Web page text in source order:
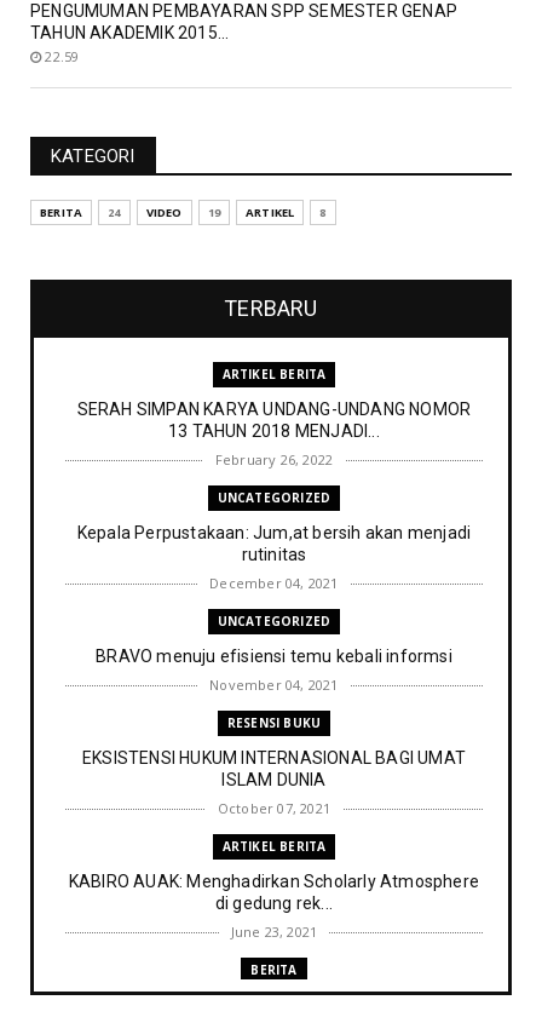
PENGUMUMAN PEMBAYARAN SPP SEMESTER GENAP
TAHUN AKADEMIK 2015...
22.59
KATEGORI
BERITA 24 VIDEO 19 ARTIKEL 8
TERBARU
ARTIKEL BERITA
SERAH SIMPAN KARYA UNDANG-UNDANG NOMOR
13 TAHUN 2018 MENJADI...
February 26, 2022
UNCATEGORIZED
Kepala Perpustakaan: Jum,at bersih akan menjadi
rutinitas
December 04, 2021
UNCATEGORIZED
BRAVO menuju efisiensi temu kebali informsi
November 04, 2021
RESENSI BUKU
EKSISTENSI HUKUM INTERNASIONAL BAGI UMAT
ISLAM DUNIA
October 07, 2021
ARTIKEL BERITA
KABIRO AUAK: Menghadirkan Scholarly Atmosphere
di gedung rek...
June 23, 2021
BERITA